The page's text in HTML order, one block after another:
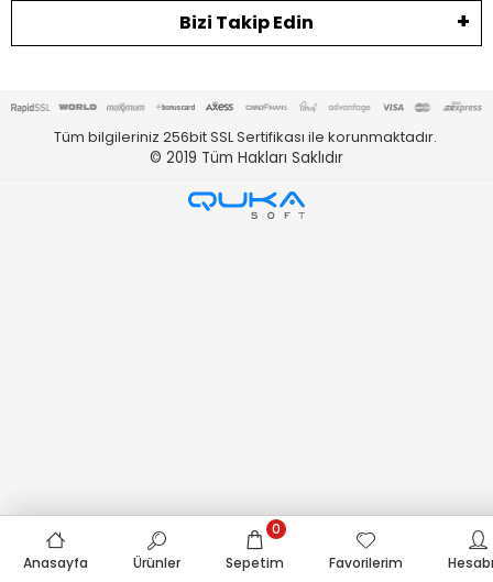
Bizi Takip Edin
Tüm bilgileriniz 256bit SSL Sertifikası ile korunmaktadır.
© 2019 Tüm Hakları Saklıdır
Anasayfa Ürünler Sepetim
0
Favorilerim